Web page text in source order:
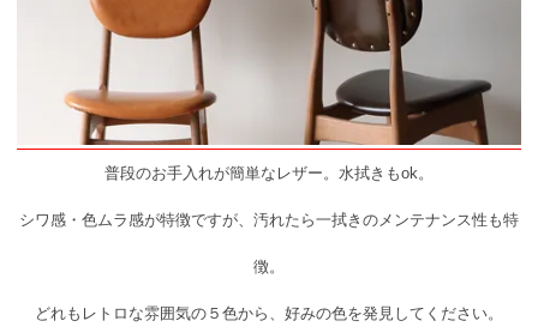
普段のお手入れが簡単なレザー。水拭きもok。
シワ感・色ムラ感が特徴ですが、汚れたら一拭きのメンテナンス性も特
徴。
どれもレトロな雰囲気の５色から、好みの色を発見してください。